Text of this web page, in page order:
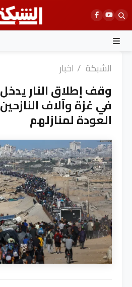
Skip
to
content
الشبكة / اخبار
وقف إطلاق النار يدخل
في غزة وآلاف
العودة لمنازلهم